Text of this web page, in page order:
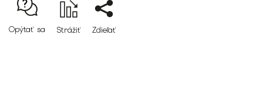
Opýtať sa Strážiť Zdieľať